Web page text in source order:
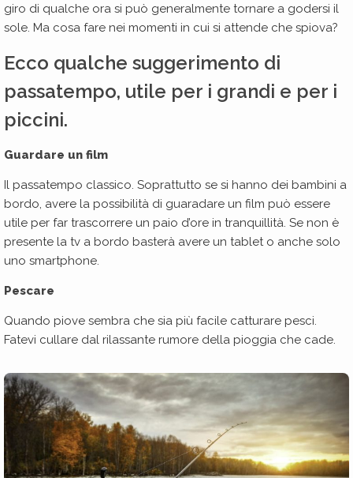
giro di qualche ora si può generalmente tornare a godersi il
sole. Ma cosa fare nei momenti in cui si attende che spiova?
Ecco qualche suggerimento di
passatempo, utile per i grandi e per i
piccini.
Guardare un film
Il passatempo classico. Soprattutto se si hanno dei bambini a
bordo, avere la possibilità di guaradare un film può essere
utile per far trascorrere un paio d’ore in tranquillità. Se non è
presente la tv a bordo basterà avere un tablet o anche solo
uno smartphone.
Pescare
Quando piove sembra che sia più facile catturare pesci.
Fatevi cullare dal rilassante rumore della pioggia che cade.